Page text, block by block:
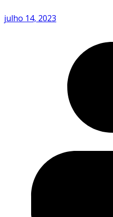
julho 14, 2023